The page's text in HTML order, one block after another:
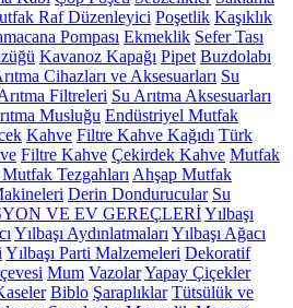
Raf Düzenleyici Poşetlik Kaşıklık
Pompası Ekmeklik Sefer Tası
Kavanoz Kapağı Pipet Buzdolabı
Cihazları ve Aksesuarları Su
Filtreleri Su Arıtma Aksesuarları
Musluğu Endüstriyel Mutfak
Kahve Filtre Kahve Kağıdı Türk
Filtre Kahve Çekirdek Kahve Mutfak
Tezgahları Ahşap Mutfak
Derin Dondurucular Su
VE EV GEREÇLERİYılbaşı
Yılbaşı Aydınlatmaları Yılbaşı Ağacı
Yılbaşı Parti Malzemeleri Dekoratif
Mum VazolarYapay Çiçekler
Biblo Şaraplıklar Tütsülük ve